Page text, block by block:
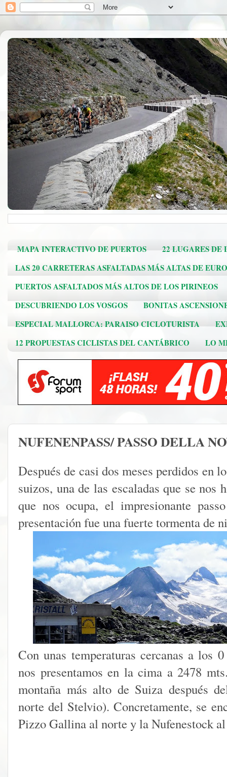
MAPA INTERACTIVO DE PUERTOS
22 LUGARES DE
LAS 20 CARRETERAS ASFALTADAS MÁS ALTAS DE
PUERTOS ASFALTADOS MÁS ALTOS DE LOS PIRINEOS
DESCUBRIENDO LOS VOSGOS
BONITAS
ESPECIAL MALLORCA: PARAISO CICLOTURISTA
12 PROPUESTAS CICLISTAS DEL CANTÁBRICO
LO
NUFENENPASS/ PASSO DELLA
Después de casi dos meses perdidos en
suizos, una de las escaladas que se nos
que nos ocupa, el impresionante
presentación fue una fuerte tormenta de
Con unas temperaturas cercanas a los
nos presentamos en la cima a 2478
montaña más alto de Suiza después
norte del Stelvio). Concretamente, se
Pizzo Gallina al norte y la Nufenestock